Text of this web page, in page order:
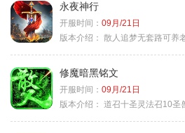
永夜神行
开服时间： 09月/21日
版本介绍： 散人追梦无套路可养
修魔暗黑铭文
开服时间： 09月/21日
版本介绍： 道召十圣灵法召10圣